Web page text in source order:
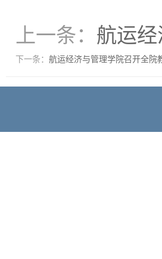
上一条： 航运
下一条： 航运经济与管理学院召开全院